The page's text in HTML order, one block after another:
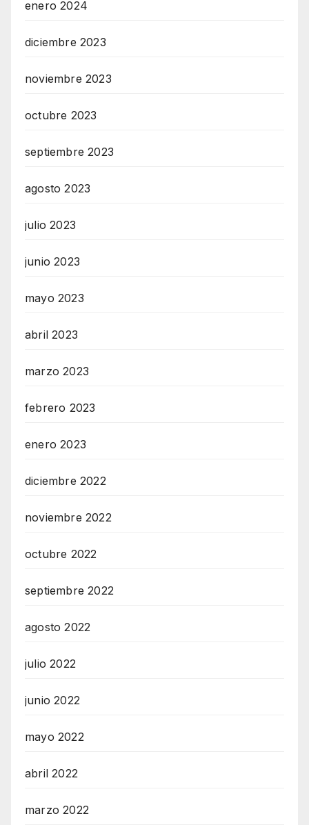
enero 2024
diciembre 2023
noviembre 2023
octubre 2023
septiembre 2023
agosto 2023
julio 2023
junio 2023
mayo 2023
abril 2023
marzo 2023
febrero 2023
enero 2023
diciembre 2022
noviembre 2022
octubre 2022
septiembre 2022
agosto 2022
julio 2022
junio 2022
mayo 2022
abril 2022
marzo 2022